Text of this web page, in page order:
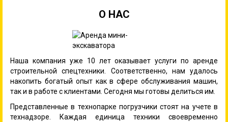
О НАС
Наша компания уже 10 лет оказывает услуги по аренде
строительной спецтехники. Соответственно, нам удалось
накопить богатый опыт как в сфере обслуживания машин,
так и в работе с клиентами. Сегодня мы готовы делиться им.
Представленные в технопарке погрузчики стоят на учете в
технадзоре. Каждая единица техники своевременно